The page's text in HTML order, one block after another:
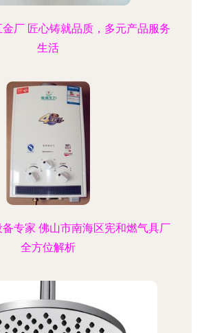
厂 匠心铸就品质，多元产品服务
生活
专家 佛山市南海区宪和燃气具厂
全方位解析